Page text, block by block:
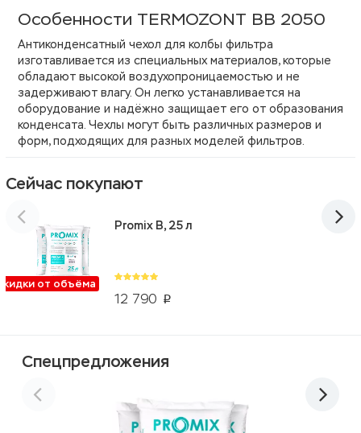
Особенности TERMOZONT BB 2050
Антиконденсатный чехол для колбы фильтра
изготавливается из специальных материалов, которые
обладают высокой воздухопроницаемостью и не
задерживают влагу. Он легко устанавливается на
оборудование и надёжно защищает его от образования
конденсата. Чехлы могут быть различных размеров и
форм, подходящих для разных моделей фильтров.
Сейчас покупают
от объёма
12 790 p
Promix B, 25 л
Спецпредложения